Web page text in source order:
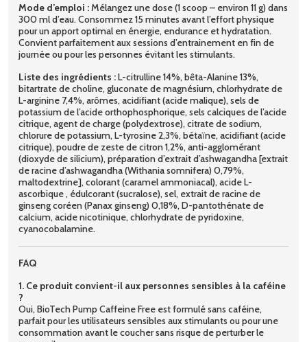
Mode d’emploi :Mélangez une dose (1 scoop – environ 11 g) dans
300 ml d’eau. Consommez 15 minutes avant l’effort physique
pour un apport optimal en énergie, endurance et hydratation.
Convient parfaitement aux sessions d’entrainement en fin de
journée ou pour les personnes évitant les stimulants.
Liste des ingrédients :L-citrulline 14%, bêta-Alanine 13%,
bitartrate de choline, gluconate de magnésium, chlorhydrate de
L-arginine 7,4%, arômes, acidifiant (acide malique), sels de
potassium de l’acide orthophosphorique, sels calciques de l’acide
citrique, agent de charge (polydextrose), citrate de sodium,
chlorure de potassium, L-tyrosine 2,3%, bétaïne, acidifiant (acide
citrique), poudre de zeste de citron 1,2%, anti-agglomérant
(dioxyde de silicium), préparation d’extrait d’ashwagandha [extrait
de racine d’ashwagandha (Withania somnifera) 0,79%,
maltodextrine], colorant (caramel ammoniacal), acide L-
ascorbique , édulcorant (sucralose), sel, extrait de racine de
ginseng coréen (Panax ginseng) 0,18%, D-pantothénate de
calcium, acide nicotinique, chlorhydrate de pyridoxine,
cyanocobalamine.
FAQ
1. Ce produit convient-il aux personnes sensibles à la caféine
?
Oui, BioTech Pump Caffeine Free est formulé sans caféine,
parfait pour les utilisateurs sensibles aux stimulants ou pour une
consommation avant le coucher sans risque de perturber le